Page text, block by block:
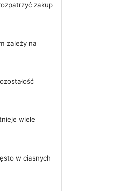
zakup
zależy na
wiele
w ciasnych